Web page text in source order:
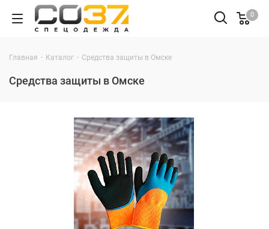
0
Главная - Каталог - Средства защиты в Омске
Средства защиты в Омске